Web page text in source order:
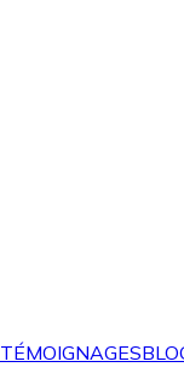
TÉMOIGNAGES